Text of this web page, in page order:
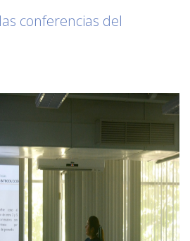
conferencias del